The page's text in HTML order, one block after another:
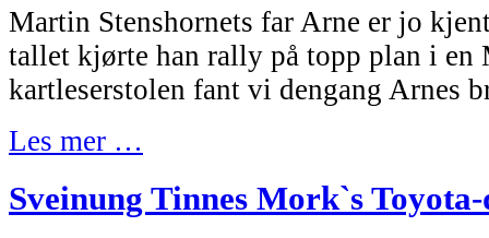
Martin Stenshornets far Arne er jo
tallet kjørte han rally på topp plan i en
kartleserstolen fant vi dengang Arnes
Les mer …
Sveinung Tinnes Mork`s